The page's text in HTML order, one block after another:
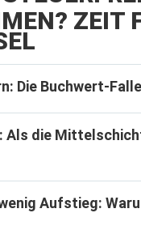
ZEIT
Die Buchwert-Falle
Als die
Aufstieg: